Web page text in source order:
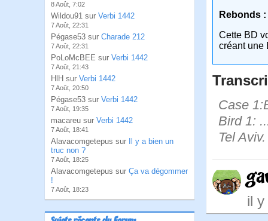
8 Août, 7:02
Wildou91 sur Verbi 1442
7 Août, 22:31
Pégase53 sur Charade 212
7 Août, 22:31
PoLoMcBEE sur Verbi 1442
7 Août, 21:43
HlH sur Verbi 1442
7 Août, 20:50
Pégase53 sur Verbi 1442
7 Août, 19:35
macareu sur Verbi 1442
7 Août, 18:41
Alavacomgetepus sur
Il y a bien un
truc non ?
7 Août, 18:25
Alavacomgetepus sur Ça va dégommer
!
7 Août, 18:23
Rebonds :
Cette BD
créant une
Case
Bird 1:
Tel
il y